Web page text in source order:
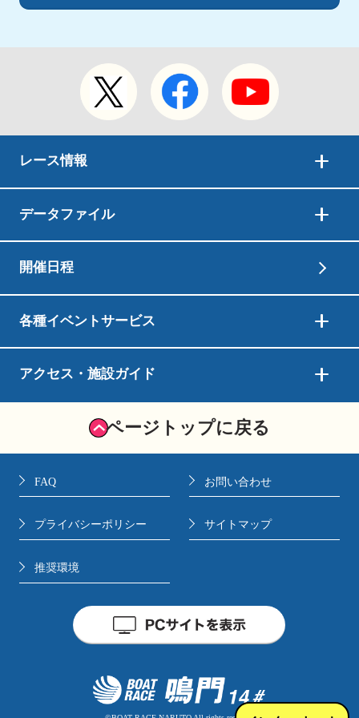
レース情報
データファイル
開催日程
各種イベントサービス
アクセス・施設ガイド
ページトップに戻る
FAQ お問い合わせ
プライバシーポリシー サイトマップ
推奨環境